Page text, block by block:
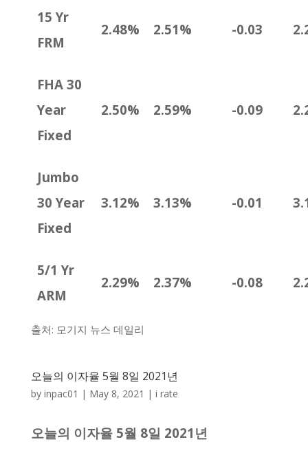
15 Yr
FRM
2.48% 2.51% -0.03
FHA 30
Year
Fixed
2.50% 2.59% -0.09
Jumbo
30 Year
Fixed
3.12% 3.13% -0.01
5/1 Yr
ARM
2.29% 2.37% -0.08
출처: 모기지 뉴스 데일리
오늘의 이자율 5월 8일 2021년
by inpac01 | May 8, 2021 | i rate
오늘의 이자율 5월 8일 2021년